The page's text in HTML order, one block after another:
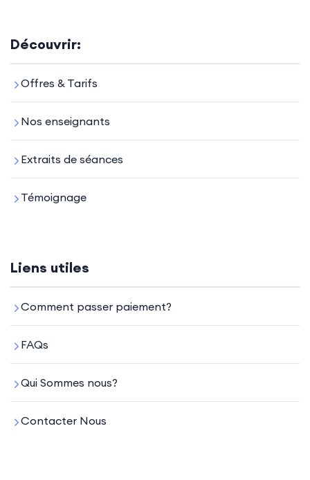
Découvrir:
Offres & Tarifs
Nos enseignants
Extraits de séances
Témoignage
Liens utiles
Comment passer paiement?
FAQs
Qui Sommes nous?
Contacter Nous